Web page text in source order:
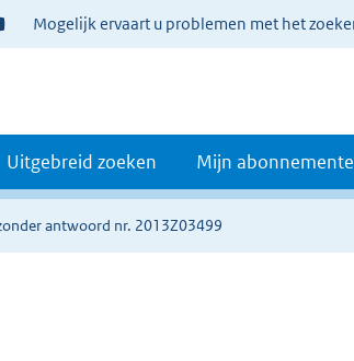
Mogelijk ervaart u problemen met het
Uitgebreid zoeken Mijn
antwoord nr. 2013Z03499